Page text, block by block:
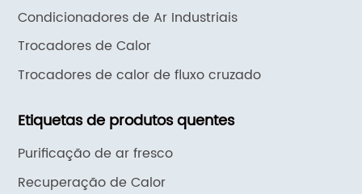
Condicionadores de Ar Industriais
Trocadores de Calor
Trocadores de calor de fluxo cruzado
Etiquetas de produtos quentes
Purificação de ar fresco
Recuperação de Calor